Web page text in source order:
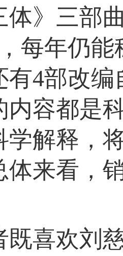
体》三部
每年仍
有4部改
内容都是
学解释，
体来看，
既喜欢刘